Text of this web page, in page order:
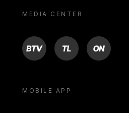
MEDIA CENTER
BTV TL ON
MOBILE APP